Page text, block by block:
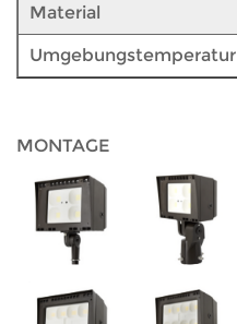
Material
Umgebungstemperatur
MONTAGE